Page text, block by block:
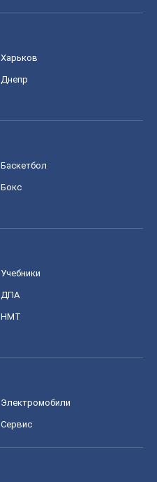
Харьков
Днепр
Баскетбол
Бокс
Учебники
ДПА
НМТ
Электромобили
Сервис